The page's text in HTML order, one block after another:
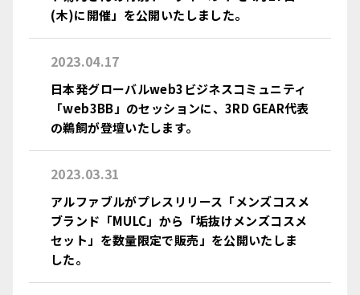
(木)に開催」を公開いたしました。
2023.04.17
日本発グローバルweb3ビジネスコミュニティ
「web3BB」のセッションに、3RD GEAR代表
の鵜飼が登壇いたします。
2023.03.31
アルファブルがプレスリリース「メンズコスメ
ブランド「MULC」から「垢抜けメンズコスメ
セット」を数量限定で販売」を公開いたしま
した。